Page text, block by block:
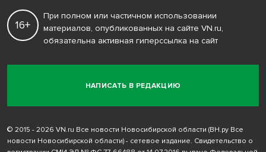
НАПИСАТЬ В РЕДАКЦИЮ
16+
При полном или частичном использовании
материалов, опубликованных на сайте VN.ru,
обязательна активная гиперссылка на сайт
© 2015 - 2026 VN.ru Все новости Новосибирской области (ВН.ру Все
новости Новосибирской области) - сетевое издание. Свидетельство о